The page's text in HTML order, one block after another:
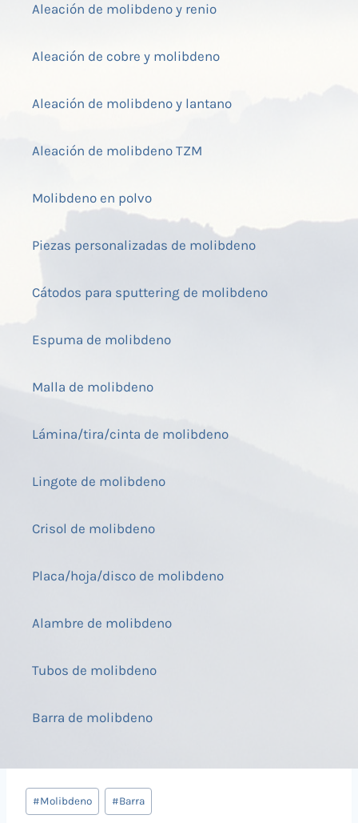
Aleación de molibdeno y renio
Aleación de cobre y molibdeno
Aleación de molibdeno y lantano
Aleación de molibdeno TZM
Molibdeno en polvo
Piezas personalizadas de molibdeno
Cátodos para sputtering de molibdeno
Espuma de molibdeno
Malla de molibdeno
Lámina/tira/cinta de molibdeno
Lingote de molibdeno
Crisol de molibdeno
Placa/hoja/disco de molibdeno
Alambre de molibdeno
Tubos de molibdeno
Barra de molibdeno
Tags
de
#Molibdeno #Barra